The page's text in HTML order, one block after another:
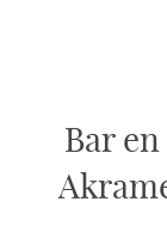
Bar